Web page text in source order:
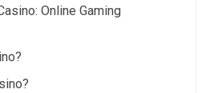
Online Gaming